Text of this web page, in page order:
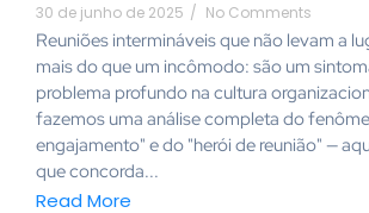
30 de junho de 2025 / No Comments
Reuniões intermináveis que não levam a
mais do que um incômodo: são um
problema profundo na cultura
fazemos uma análise completa do
engajamento" e do "herói de reunião" —
que concorda...
Read More